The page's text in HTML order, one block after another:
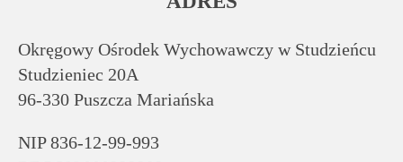
Dla
pracowników
Historia
Okręgowy Ośrodek Wychowawczy w Studzieńcu
Studzieniec 20A
96-330 Puszcza Mariańska
NIP 836-12-99-993